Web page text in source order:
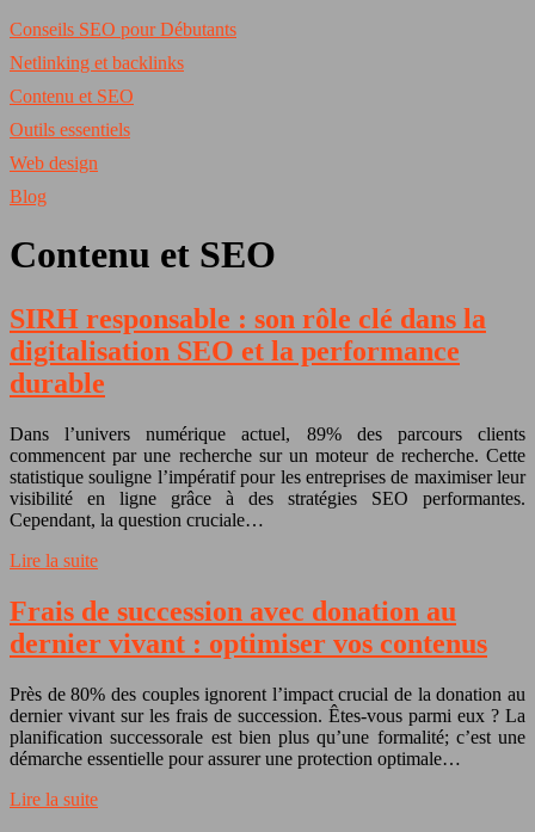
Conseils SEO pour Débutants
Netlinking et backlinks
Contenu et SEO
Outils essentiels
Web design
Blog
Contenu et SEO
SIRH responsable : son rôle clé dans la
digitalisation SEO et la performance
durable
Dans l’univers numérique actuel, 89% des parcours clients
commencent par une recherche sur un moteur de recherche. Cette
statistique souligne l’impératif pour les entreprises de maximiser leur
visibilité en ligne grâce à des stratégies SEO performantes.
Cependant, la question cruciale…
Lire la suite
Frais de succession avec donation au
dernier vivant : optimiser vos contenus
Près de 80% des couples ignorent l’impact crucial de la donation au
dernier vivant sur les frais de succession. Êtes-vous parmi eux ? La
planification successorale est bien plus qu’une formalité; c’est une
démarche essentielle pour assurer une protection optimale…
Lire la suite